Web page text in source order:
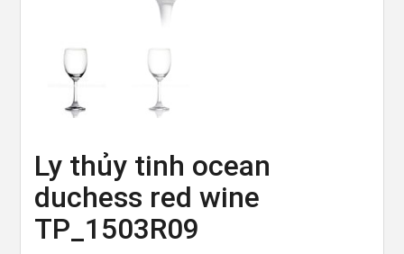
Ly thủy tinh ocean
duchess red wine
TP_1503R09